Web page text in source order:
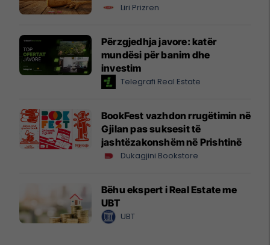
Liri Prizren
Përzgjedhja javore: katër
mundësi për banim dhe
investim
Telegrafi Real Estate
BookFest vazhdon rrugëtimin në
Gjilan pas suksesit të
jashtëzakonshëm në Prishtinë
Dukagjini Bookstore
Bëhu ekspert i Real Estate me
UBT
UBT